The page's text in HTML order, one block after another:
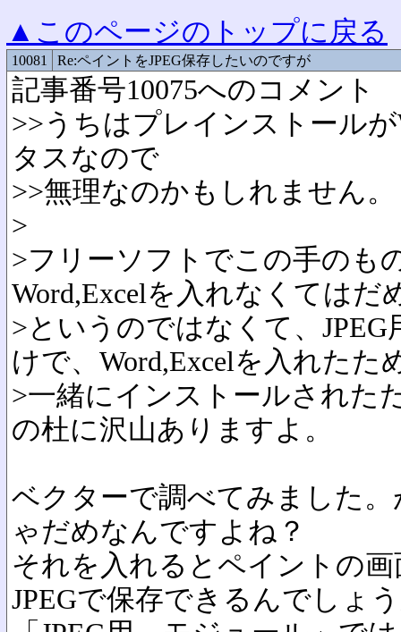
▲このページのトップに戻る
10081 Re:ペイントをJPEG保存したいのですが
記事番号10075へのコメント
>>うちはプレインストール
タスなので
>>無理なのかもしれません。
>
>フリーソフトでこの手のも
Word,Excelを入れなくてはだ
>というのではなくて、
けで、Word,Excelを入れたた
>一緒にインストールされた
の杜に沢山ありますよ。
ベクターで調べてみました
ゃだめなんですよね？
それを入れるとペイントの
JPEGで保存できるんでしょ